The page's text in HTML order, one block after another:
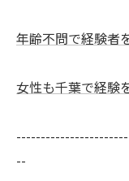
年齢不問で経験者
女性も千葉で経験
--